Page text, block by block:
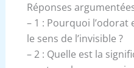
Réponses
– 1 : Pourquoi
le sens de l’invisible ?
– 2 : Quelle est la